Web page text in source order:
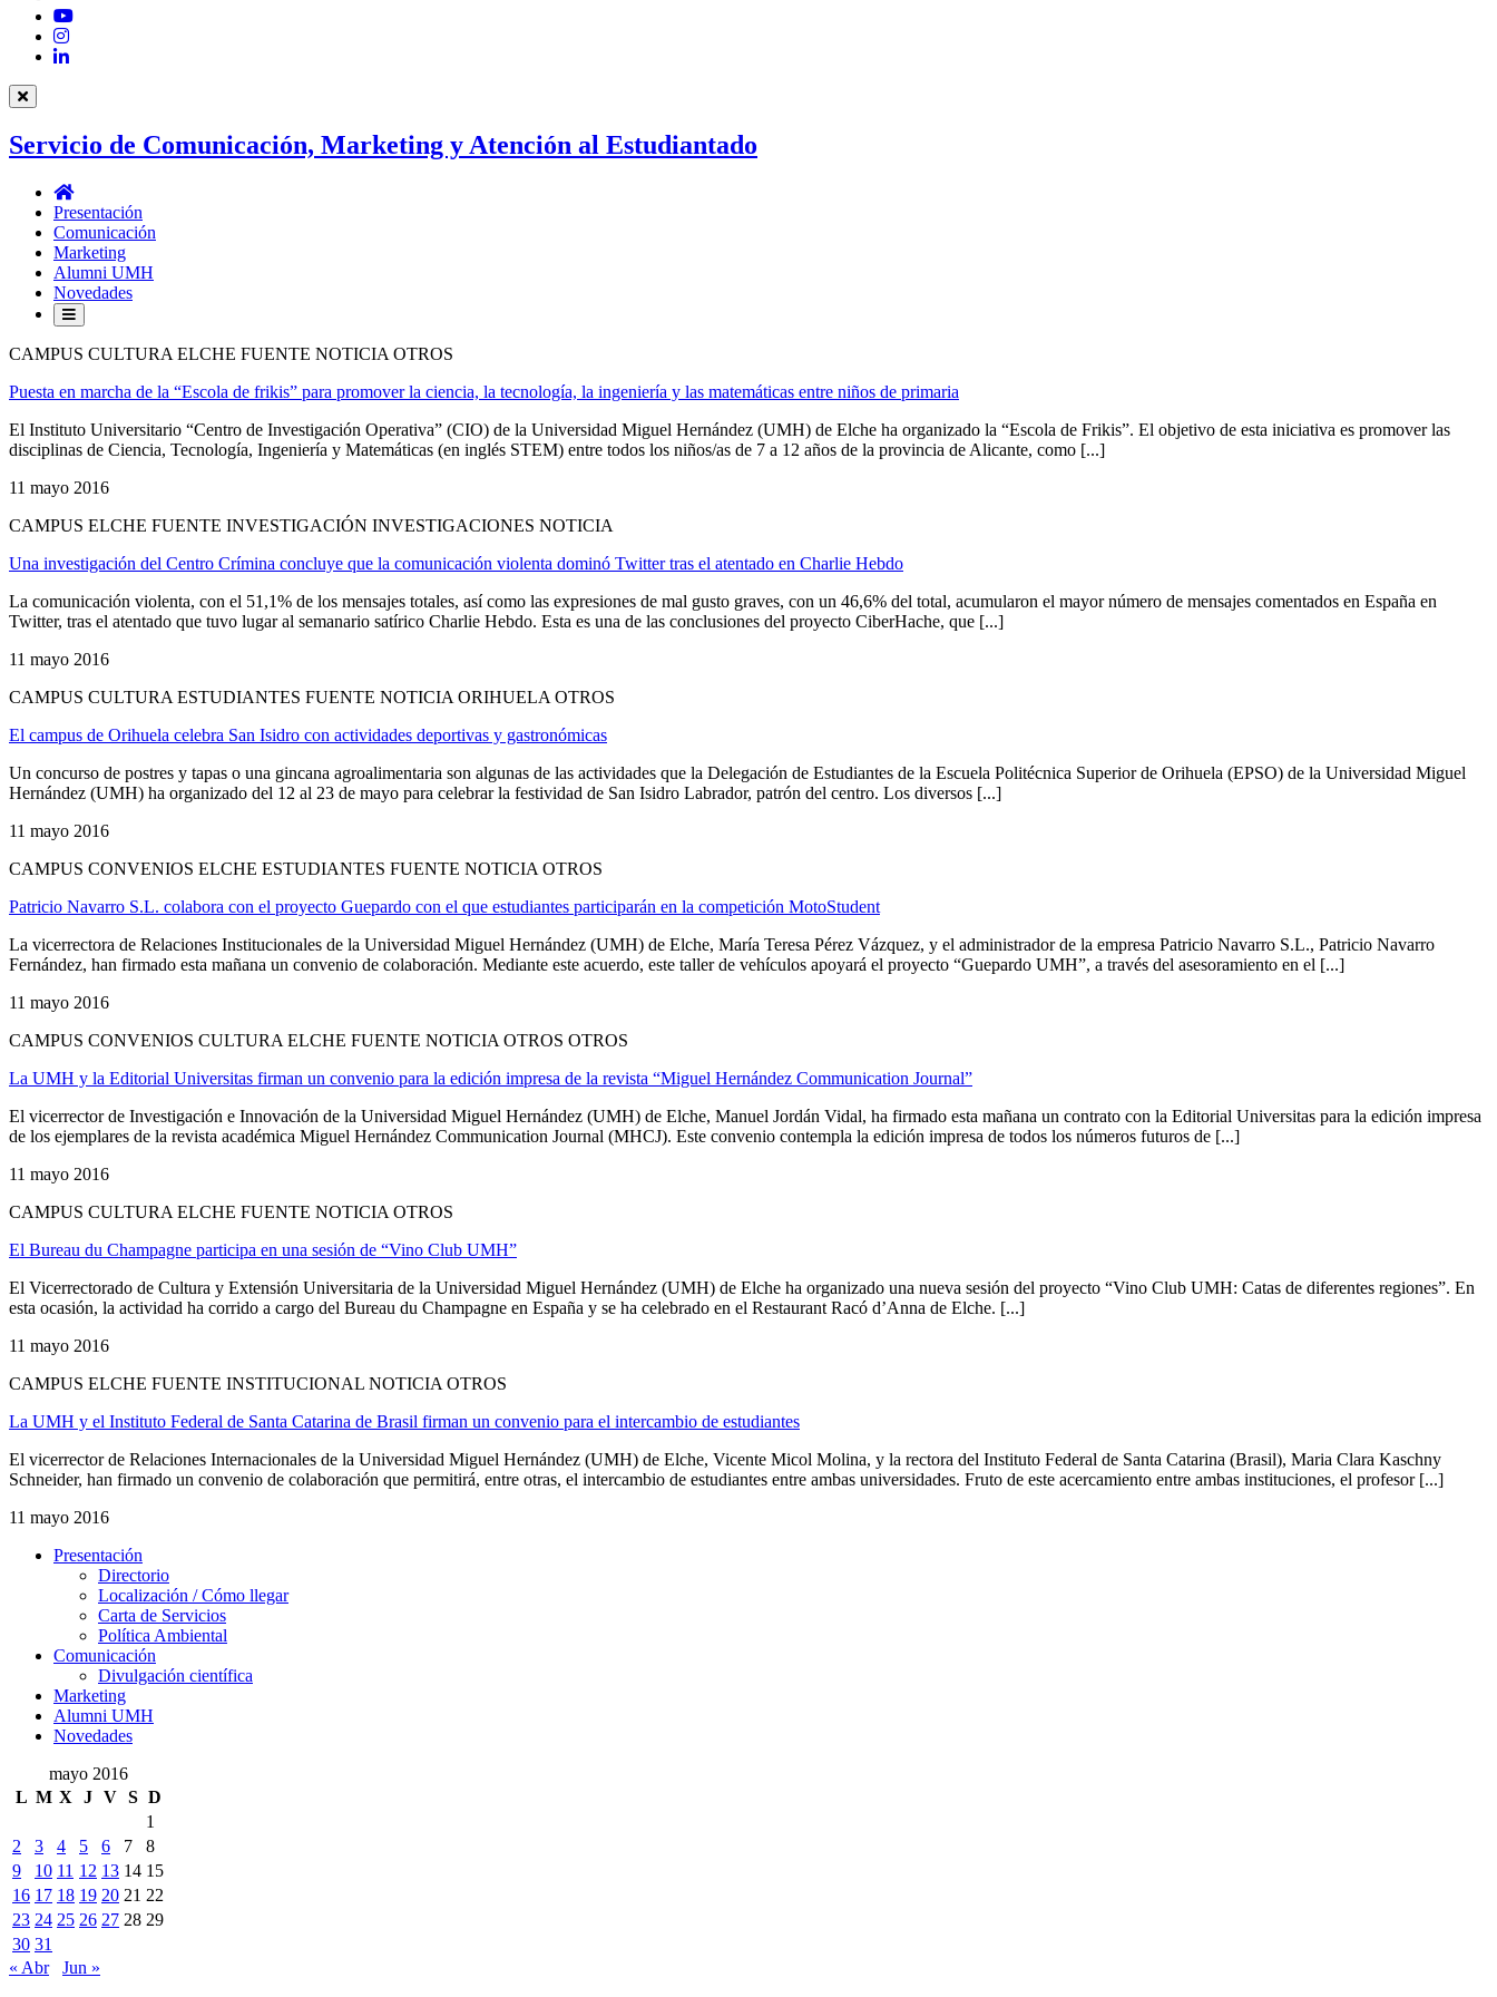
YouTube
Instagram
LinkedIn
Servicio de Comunicación, Marketing y Atención al Estudiantado
Servicio
de
Comunicación,
Marketing
y
Atención
al
Estudiantado
Presentación
Comunicación
Marketing
Alumni UMH
Novedades
CAMPUS CULTURA ELCHE FUENTE NOTICIA OTROS
Puesta en marcha de la “Escola de frikis” para promover la ciencia, la tecnología, la ingeniería y las matemáticas entre niños de primaria
El Instituto Universitario “Centro de Investigación Operativa” (CIO) de la Universidad Miguel Hernández (UMH) de Elche ha organizado la “Escola de Frikis”. El objetivo de esta iniciativa es promover las
disciplinas de Ciencia, Tecnología, Ingeniería y Matemáticas (en inglés STEM) entre todos los niños/as de 7 a 12 años de la provincia de Alicante, como [...]
11 mayo 2016
CAMPUS ELCHE FUENTE INVESTIGACIÓN INVESTIGACIONES NOTICIA
Una investigación del Centro Crímina concluye que la comunicación violenta dominó Twitter tras el atentado en Charlie Hebdo
La comunicación violenta, con el 51,1% de los mensajes totales, así como las expresiones de mal gusto graves, con un 46,6% del total, acumularon el mayor número de mensajes comentados en España en
Twitter, tras el atentado que tuvo lugar al semanario satírico Charlie Hebdo. Esta es una de las conclusiones del proyecto CiberHache, que [...]
11 mayo 2016
CAMPUS CULTURA ESTUDIANTES FUENTE NOTICIA ORIHUELA OTROS
El campus de Orihuela celebra San Isidro con actividades deportivas y gastronómicas
Un concurso de postres y tapas o una gincana agroalimentaria son algunas de las actividades que la Delegación de Estudiantes de la Escuela Politécnica Superior de Orihuela (EPSO) de la Universidad Miguel
Hernández (UMH) ha organizado del 12 al 23 de mayo para celebrar la festividad de San Isidro Labrador, patrón del centro. Los diversos [...]
11 mayo 2016
CAMPUS CONVENIOS ELCHE ESTUDIANTES FUENTE NOTICIA OTROS
Patricio Navarro S.L. colabora con el proyecto Guepardo con el que estudiantes participarán en la competición MotoStudent
La vicerrectora de Relaciones Institucionales de la Universidad Miguel Hernández (UMH) de Elche, María Teresa Pérez Vázquez, y el administrador de la empresa Patricio Navarro S.L., Patricio Navarro
Fernández, han firmado esta mañana un convenio de colaboración. Mediante este acuerdo, este taller de vehículos apoyará el proyecto “Guepardo UMH”, a través del asesoramiento en el [...]
11 mayo 2016
CAMPUS CONVENIOS CULTURA ELCHE FUENTE NOTICIA OTROS OTROS
La UMH y la Editorial Universitas firman un convenio para la edición impresa de la revista “Miguel Hernández Communication Journal”
El vicerrector de Investigación e Innovación de la Universidad Miguel Hernández (UMH) de Elche, Manuel Jordán Vidal, ha firmado esta mañana un contrato con la Editorial Universitas para la edición impresa
de los ejemplares de la revista académica Miguel Hernández Communication Journal (MHCJ). Este convenio contempla la edición impresa de todos los números futuros de [...]
11 mayo 2016
CAMPUS CULTURA ELCHE FUENTE NOTICIA OTROS
El Bureau du Champagne participa en una sesión de “Vino Club UMH”
El Vicerrectorado de Cultura y Extensión Universitaria de la Universidad Miguel Hernández (UMH) de Elche ha organizado una nueva sesión del proyecto “Vino Club UMH: Catas de diferentes regiones”. En
esta ocasión, la actividad ha corrido a cargo del Bureau du Champagne en España y se ha celebrado en el Restaurant Racó d’Anna de Elche. [...]
11 mayo 2016
CAMPUS ELCHE FUENTE INSTITUCIONAL NOTICIA OTROS
La UMH y el Instituto Federal de Santa Catarina de Brasil firman un convenio para el intercambio de estudiantes
El vicerrector de Relaciones Internacionales de la Universidad Miguel Hernández (UMH) de Elche, Vicente Micol Molina, y la rectora del Instituto Federal de Santa Catarina (Brasil), Maria Clara Kaschny
Schneider, han firmado un convenio de colaboración que permitirá, entre otras, el intercambio de estudiantes entre ambas universidades. Fruto de este acercamiento entre ambas instituciones, el profesor [...]
11 mayo 2016
Presentación
Presentación
Directorio
Localización / Cómo llegar
Carta de Servicios
Política Ambiental
Comunicación
Comunicación
Divulgación científica
Marketing
Alumni UMH
Novedades
mayo 2016
L M X J V S D
1
2
3 4 5 6 7
8
9
10 11 12 13 14 15
16 17 18 19 20 21 22
23 24 25 26 27 28 29
30 31
« Abr
Jun »